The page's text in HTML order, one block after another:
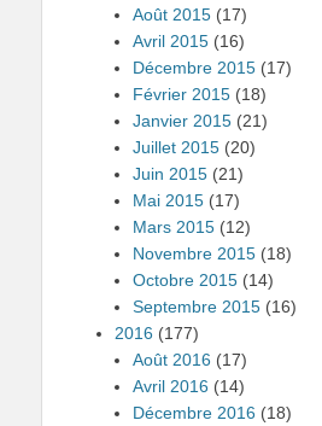
Août 2015 (17)
Avril 2015 (16)
Décembre 2015 (17)
Février 2015 (18)
Janvier 2015 (21)
Juillet 2015 (20)
Juin 2015 (21)
Mai 2015 (17)
Mars 2015 (12)
Novembre 2015 (18)
Octobre 2015 (14)
Septembre 2015 (16)
2016 (177)
Août 2016 (17)
Avril 2016 (14)
Décembre 2016 (18)